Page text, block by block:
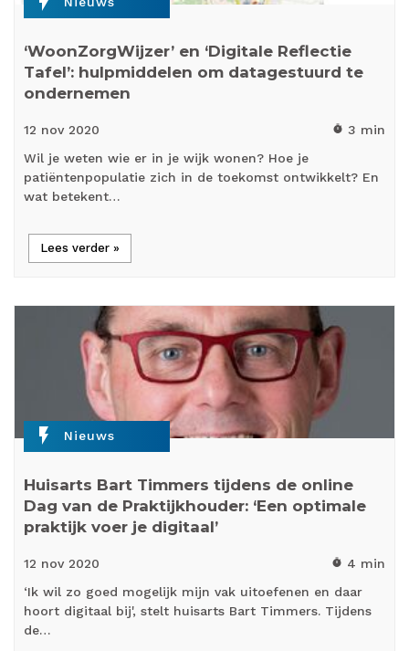
‘WoonZorgWijzer’ en ‘Digitale Reflectie
Tafel’: hulpmiddelen om datagestuurd te
ondernemen
12 nov 2020 timer 3 min
Wil je weten wie er in je wijk wonen? Hoe je
patiëntenpopulatie zich in de toekomst ontwikkelt? En
wat betekent…
Lees verder »
flash_on Nieuws
Huisarts Bart Timmers tijdens de online
Dag van de Praktijkhouder: ‘Een optimale
praktijk voer je digitaal’
12 nov 2020 timer 4 min
‘Ik wil zo goed mogelijk mijn vak uitoefenen en daar
hoort digitaal bij', stelt huisarts Bart Timmers. Tijdens
de…